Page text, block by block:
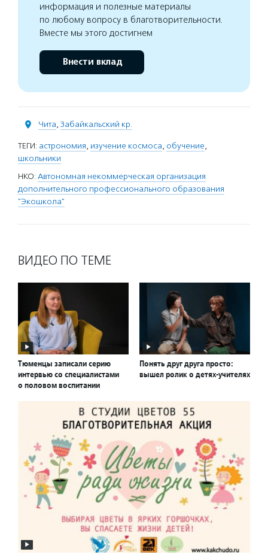
информация и полезные материалы
по любому вопросу в благотворительности.
Вместе мы этого достигнем
Внести вклад
Чита, Забайкальский кр.
ТЕГИ: астрономия, изучение космоса, обучение,
школьники
НКО: Автономная некоммерческая организация
дополнительного профессионального образования
"Экошкола"
ВИДЕО ПО ТЕМЕ
Тюменцы записали серию
интервью со специалистами
о половом воспитании
Понять друг друга просто:
вышел ролик о детях-учителях